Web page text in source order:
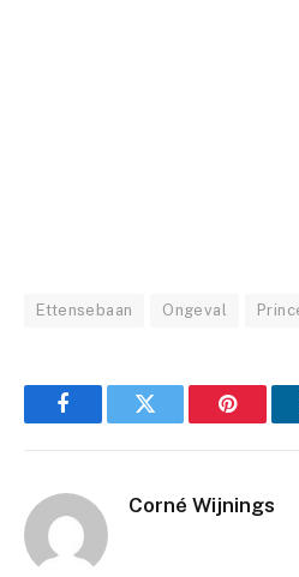
Ettensebaan Ongeval
FacebookTwitter
Corné Wijnings